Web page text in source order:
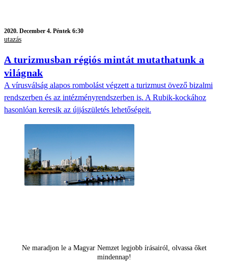
2020. December 4. Péntek 6:30
utazás
A turizmusban régiós mintát mutathatunk a
világnak
A vírusválság alapos rombolást végzett a turizmust övező bizalmi
rendszerben és az intézményrendszerben is. A Rubik-kockához
hasonlóan keresik az újjászületés lehetőségeit.
Ne maradjon le a Magyar Nemzet legjobb írásairól, olvassa őket
mindennap!